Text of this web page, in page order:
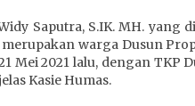
Saputra, S.IK. MH.
merupakan warga Dusun
Mei 2021 lalu, dengan TKP
Kasie Humas.